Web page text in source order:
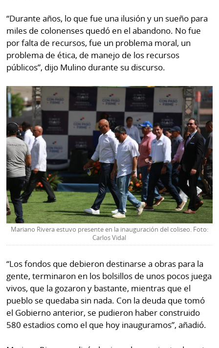
“Durante años, lo que fue una ilusión y un sueño para
miles de colonenses quedó en el abandono. No fue
por falta de recursos, fue un problema moral, un
problema de ética, de manejo de los recursos
públicos”, dijo Mulino durante su discurso.
Mariano Rivera estuvo presente en la inauguración del coliseo. Foto:
Carlos Vidal
“Los fondos que debieron destinarse a obras para la
gente, terminaron en los bolsillos de unos pocos juega
vivos, que la gozaron y bastante, mientras que el
pueblo se quedaba sin nada. Con la deuda que tomó
el Gobierno anterior, se pudieron haber construido
580 estadios como el que hoy inauguramos”, añadió.